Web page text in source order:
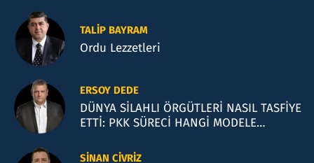
TALIP BAYRAM
Ordu Lezzetleri
ERSOY DEDE
DÜNYA SİLAHLI ÖRGÜTLERİ NASIL TASFİYE
ETTİ: PKK SÜRECİ HANGİ MODELE
SINAN CIVRIZ